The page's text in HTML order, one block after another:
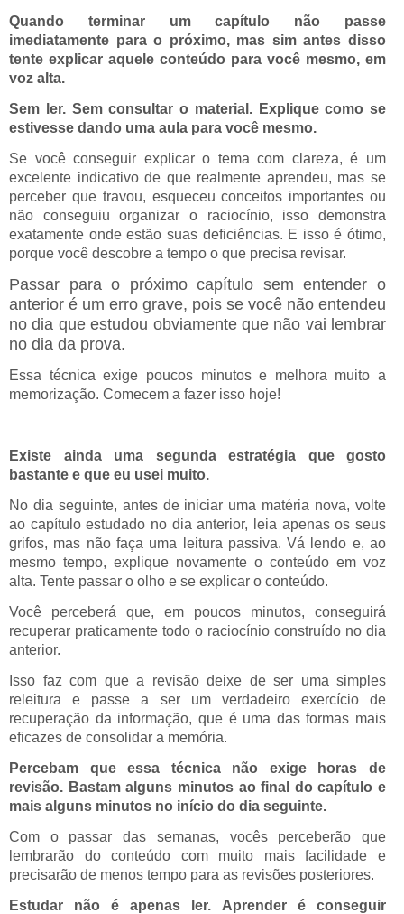
Quando terminar um capítulo não passe
imediatamente para o próximo, mas sim antes disso
tente explicar aquele conteúdo para você mesmo, em
voz alta.
Sem ler. Sem consultar o material. Explique como se
estivesse dando uma aula para você mesmo.
Se você conseguir explicar o tema com clareza, é um
excelente indicativo de que realmente aprendeu, mas se
perceber que travou, esqueceu conceitos importantes ou
não conseguiu organizar o raciocínio, isso demonstra
exatamente onde estão suas deficiências. E isso é ótimo,
porque você descobre a tempo o que precisa revisar.
Passar para o próximo capítulo sem entender o
anterior é um erro grave, pois se você não entendeu
no dia que estudou obviamente que não vai lembrar
no dia da prova.
Essa técnica exige poucos minutos e melhora muito a
memorização. Comecem a fazer isso hoje!
Existe ainda uma segunda estratégia que gosto
bastante e que eu usei muito.
No dia seguinte, antes de iniciar uma matéria nova, volte
ao capítulo estudado no dia anterior, leia apenas os seus
grifos, mas não faça uma leitura passiva. Vá lendo e, ao
mesmo tempo, explique novamente o conteúdo em voz
alta. Tente passar o olho e se explicar o conteúdo.
Você perceberá que, em poucos minutos, conseguirá
recuperar praticamente todo o raciocínio construído no dia
anterior.
Isso faz com que a revisão deixe de ser uma simples
releitura e passe a ser um verdadeiro exercício de
recuperação da informação, que é uma das formas mais
eficazes de consolidar a memória.
Percebam que essa técnica não exige horas de
revisão. Bastam alguns minutos ao final do capítulo e
mais alguns minutos no início do dia seguinte.
Com o passar das semanas, vocês perceberão que
lembrarão do conteúdo com muito mais facilidade e
precisarão de menos tempo para as revisões posteriores.
Estudar não é apenas ler. Aprender é conseguir